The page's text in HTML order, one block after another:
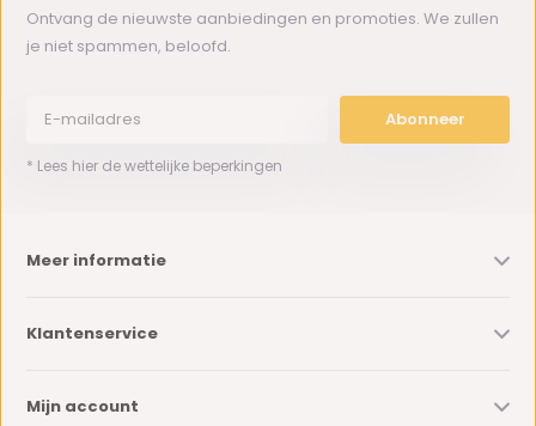
Ontvang de nieuwste aanbiedingen en promoties. We zullen
je niet spammen, beloofd.
Abonneer
* Lees hier de wettelijke beperkingen
Meer informatie
Klantenservice
Mijn account